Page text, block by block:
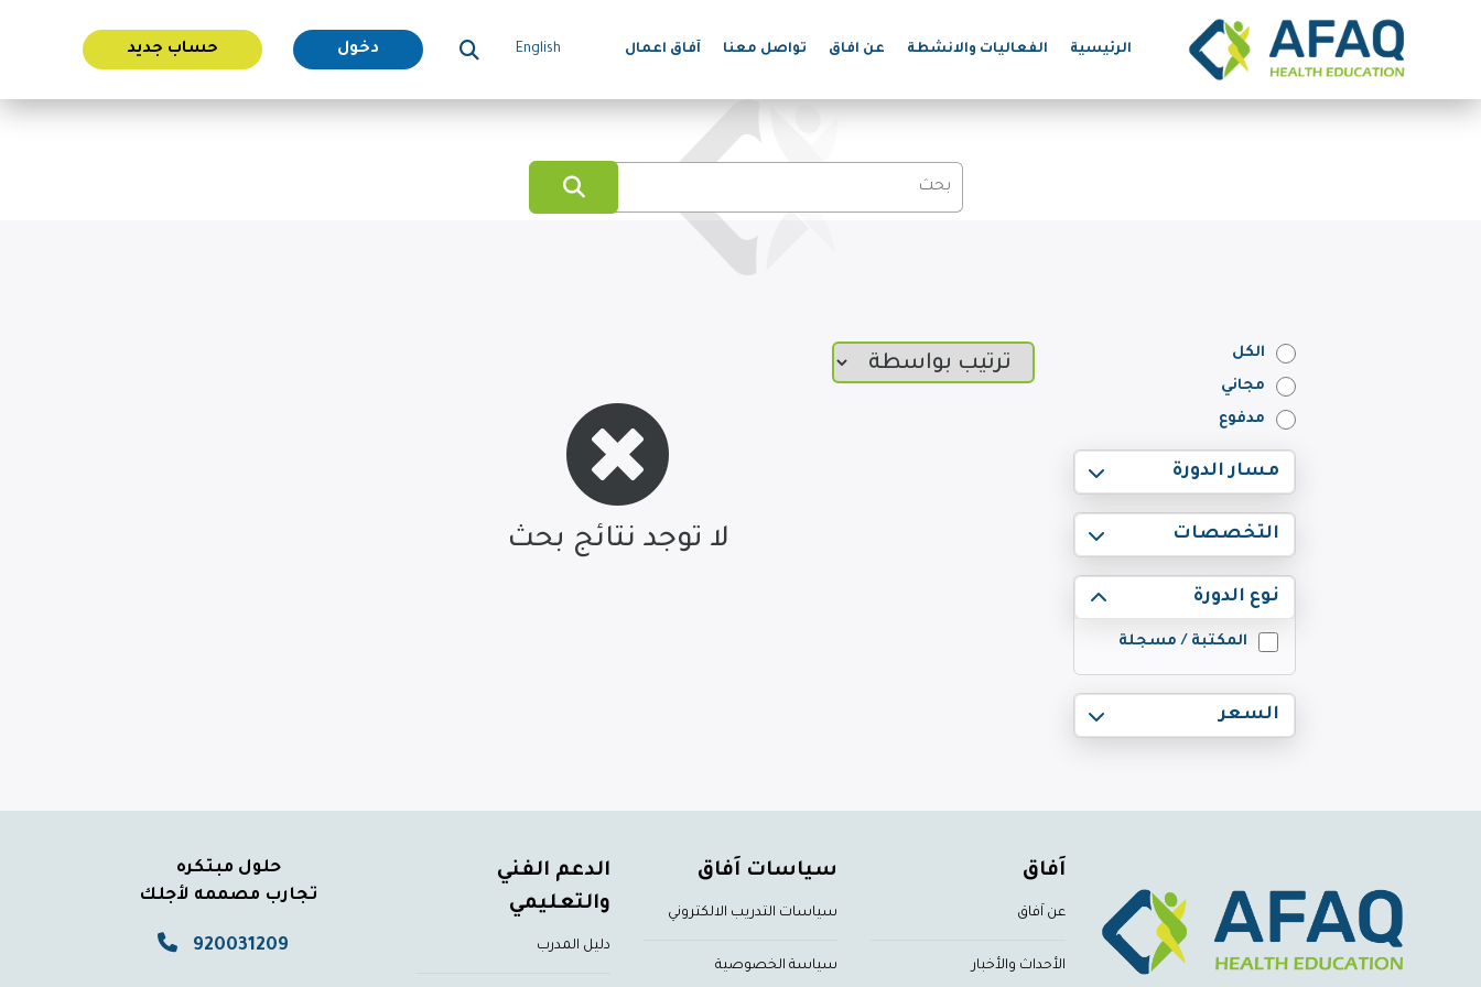
الرئيسية الفعاليات والانشطة عن افاق تواصل معنا آفاق اعمال English دخول حساب جديد
الكل
مجاني
مدفوع
مسار الدورة
التخصصات
نوع الدورة
المكتبة / مسجلة
السعر
لا توجد نتائج بحث
اَفاق
عن اَفاق
الأحداث والأخبار
سياسات اَفاق
سياسات التدريب الالكتروني
سياسة الخصوصية
الدعم الفني
والتعليمي
دليل المدرب
حلول مبتكره
تجارب مصممه لأجلك
920031209